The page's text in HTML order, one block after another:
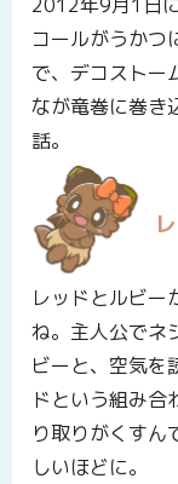
コールがうかつ
で、デコストー
なが竜巻に巻き
話。
レッドとルビー
ね。主人公でネ
ビーと、空気を
ドという組み合
り取りがくすん
しいほどに。